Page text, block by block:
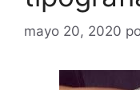
mayo 20, 2020